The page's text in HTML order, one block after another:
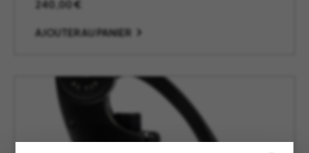
240,00€
AJOUTER AU PANIER